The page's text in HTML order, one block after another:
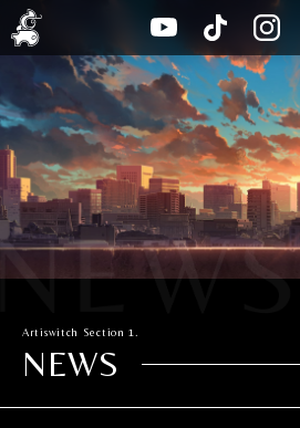
r
t
w
i
t
c
h
Y
u
t
b
e
T
i
k
T
o
k
I
n
s
a
g
a
m
Artiswitch Section 1.
NEWS